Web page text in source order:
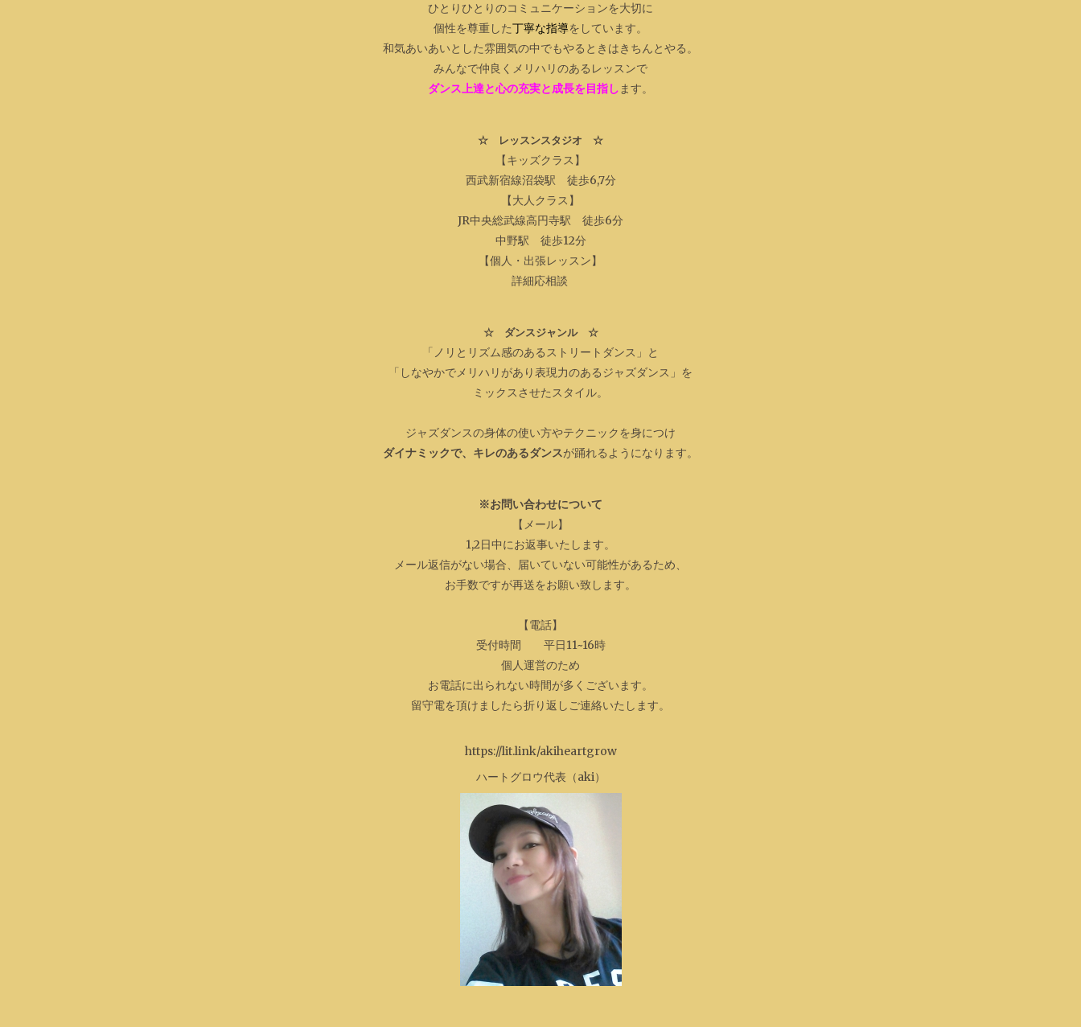
ひとりひとりのコミュニケーションを大切に
個性を尊重した丁寧な指導をしています。
和気あいあいとした雰囲気の中でもやるときはきちんとやる。
みんなで仲良くメリハリのあるレッスンで
ダンス上達と心の充実と成長を目指します。
☆ レッスンスタジオ ☆
【キッズクラス】
西武新宿線沼袋駅 徒歩6,7分
【大人クラス】
JR中央総武線高円寺駅 徒歩6分
中野駅 徒歩12分
【個人・出張レッスン】
詳細応相談
☆ ダンスジャンル ☆
「ノリとリズム感のあるストリートダンス」と
「しなやかでメリハリがあり表現力のあるジャズダンス」を
ミックスさせたスタイル。
ジャズダンスの身体の使い方やテクニックを身につけ
ダイナミックで、キレのあるダンスが踊れるようになります。
※お問い合わせについて
【メール】
1,2日中にお返事いたします。
メール返信がない場合、届いていない可能性があるため、
お手数ですが再送をお願い致します。
【電話】
受付時間 平日11~16時
個人運営のため
お電話に出られない時間が多くございます。
留守電を頂けましたら折り返しご連絡いたします。
https://lit.link/akiheartgrow
ハートグロウ代表（aki）